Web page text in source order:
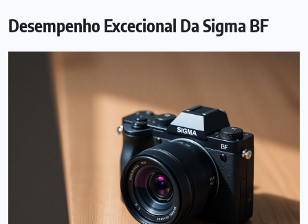
Desempenho Excecional Da Sigma BF